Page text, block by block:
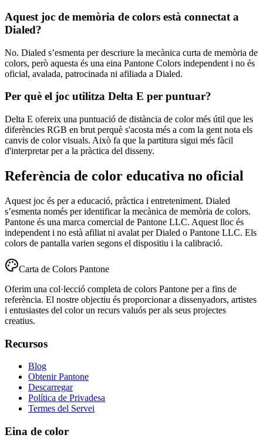
Aquest joc de memòria de colors està connectat a
Dialed?
No. Dialed s’esmenta per descriure la mecànica curta de memòria de
colors, però aquesta és una eina Pantone Colors independent i no és
oficial, avalada, patrocinada ni afiliada a Dialed.
Per què el joc utilitza Delta E per puntuar?
Delta E ofereix una puntuació de distància de color més útil que les
diferències RGB en brut perquè s'acosta més a com la gent nota els
canvis de color visuals. Això fa que la partitura sigui més fàcil
d'interpretar per a la pràctica del disseny.
Referència de color educativa no oficial
Aquest joc és per a educació, pràctica i entreteniment. Dialed
s’esmenta només per identificar la mecànica de memòria de colors.
Pantone és una marca comercial de Pantone LLC. Aquest lloc és
independent i no està afiliat ni avalat per Dialed o Pantone LLC. Els
colors de pantalla varien segons el dispositiu i la calibració.
Carta de Colors Pantone
Oferim una col·lecció completa de colors Pantone per a fins de
referència. El nostre objectiu és proporcionar a dissenyadors, artistes
i entusiastes del color un recurs valuós per als seus projectes
creatius.
Recursos
Blog
Obtenir Pantone
Descarregar
Política de Privadesa
Termes del Servei
Eina de color